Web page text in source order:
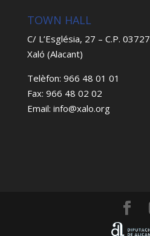
TOWN HALL
C/ L’Església, 27 – C.P. 03727
Xaló (Alacant)
Telèfon: 966 48 01 01
Fax: 966 48 02 02
Email: info@xalo.org